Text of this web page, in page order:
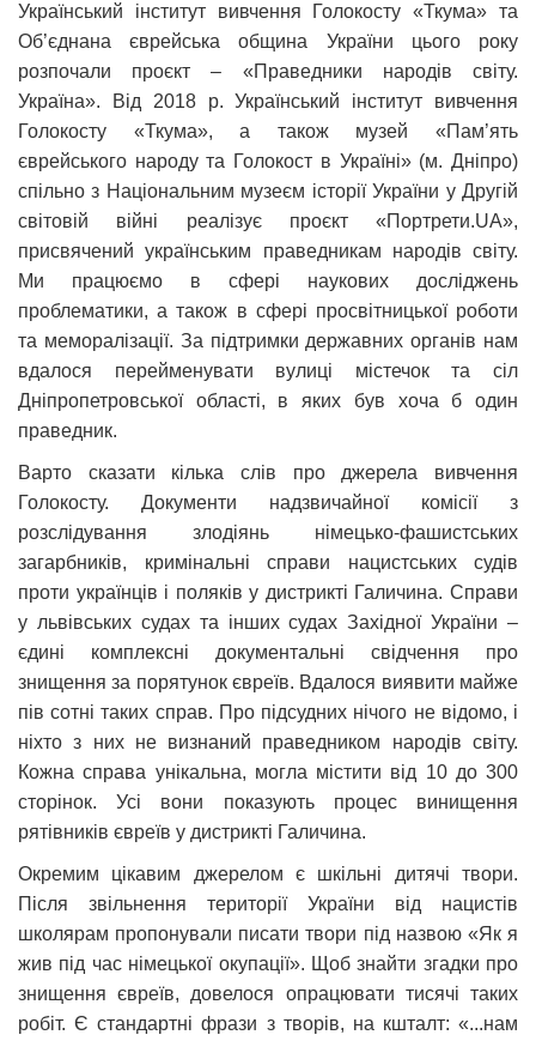
Український інститут вивчення Голокосту «Ткума» та
Об’єднана єврейська община України цього року
розпочали проєкт – «Праведники народів світу.
Україна». Від 2018 р. Український інститут вивчення
Голокосту «Ткума», а також музей «Пам’ять
єврейського народу та Голокост в Україні» (м. Дніпро)
спільно з Національним музеєм історії України у Другій
світовій війні реалізує проєкт «Портрети.UA»,
присвячений українським праведникам народів світу.
Ми працюємо в сфері наукових досліджень
проблематики, а також в сфері просвітницької роботи
та меморалізації. За підтримки державних органів нам
вдалося перейменувати вулиці містечок та сіл
Дніпропетровської області, в яких був хоча б один
праведник.
Варто сказати кілька слів про джерела вивчення
Голокосту. Документи надзвичайної комісії з
розслідування злодіянь німецько-фашистських
загарбників, кримінальні справи нацистських судів
проти українців і поляків у дистрикті Галичина. Справи
у львівських судах та інших судах Західної України –
єдині комплексні документальні свідчення про
знищення за порятунок євреїв. Вдалося виявити майже
пів сотні таких справ. Про підсудних нічого не відомо, і
ніхто з них не визнаний праведником народів світу.
Кожна справа унікальна, могла містити від 10 до 300
сторінок. Усі вони показують процес винищення
рятівників євреїв у дистрикті Галичина.
Окремим цікавим джерелом є шкільні дитячі твори.
Після звільнення території України від нацистів
школярам пропонували писати твори під назвою «Як я
жив під час німецької окупації». Щоб знайти згадки про
знищення євреїв, довелося опрацювати тисячі таких
робіт. Є стандартні фрази з творів, на кшталт: «...нам